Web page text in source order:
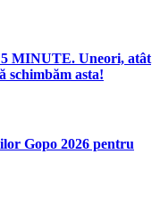
5 MINUTE. Uneori, atât
schimbăm asta!
Gopo 2026 pentru